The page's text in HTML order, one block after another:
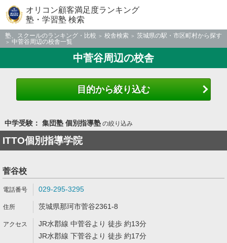
オリコン顧客満足度ランキング
塾・学習塾 検索
塾、スクールのランキング・比較 校舎検索
茨城県の駅・市区町村から探す
中菅谷周辺の校舎一覧
中菅谷周辺の校舎
目的から絞り込む
中学受験： 集団塾 個別指導塾の絞り込み
ITTO個別指導学院
菅谷校
029-295-3295
茨城県那珂市菅谷2361-8
JR水郡線 中菅谷より 徒歩 約13分
JR水郡線 下菅谷より 徒歩 約17分